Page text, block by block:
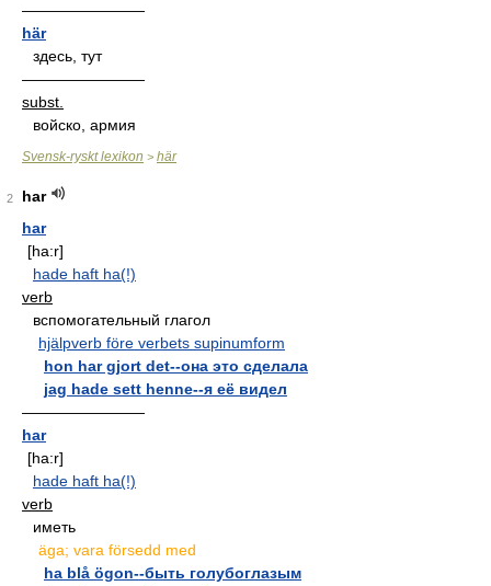
————————
här
здесь, тут
————————
subst.
войско, армия
Svensk-ryskt lexikon > här
2
har
har
[ha:r]
hade haft ha(!)
verb
вспомогательный глагол
hjälpverb före verbets supinumform
hon har gjort det--она это сделала
jag hade sett henne--я её видел
————————
har
[ha:r]
hade haft ha(!)
verb
иметь
äga; vara försedd med
ha blå ögon--быть голубоглазым